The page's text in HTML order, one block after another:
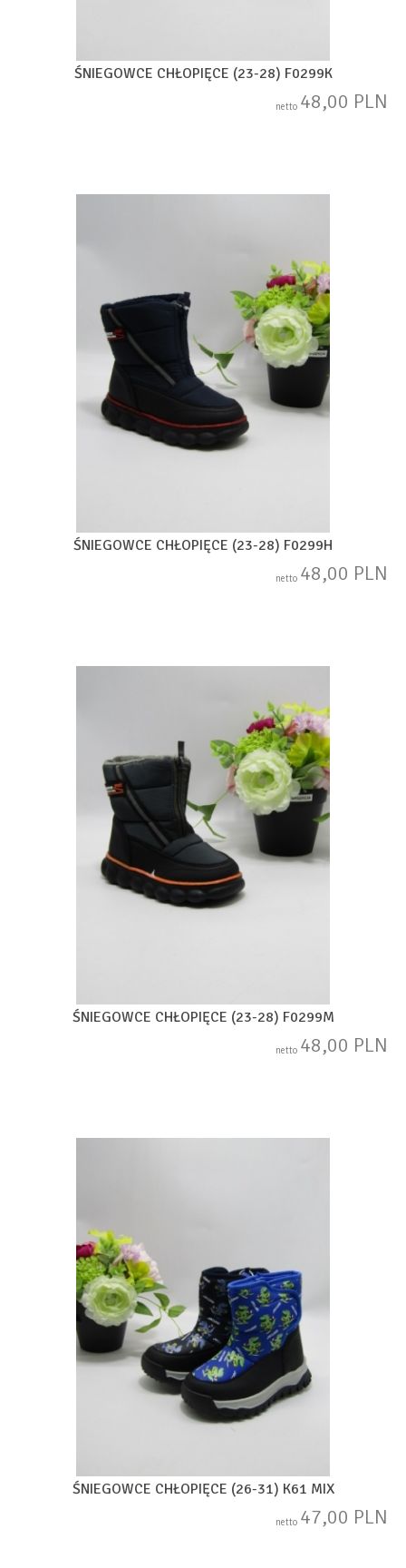
ŚNIEGOWCE CHŁOPIĘCE (23-28) F0299K
netto 48,00 PLN
ŚNIEGOWCE CHŁOPIĘCE (23-28) F0299H
netto 48,00 PLN
ŚNIEGOWCE CHŁOPIĘCE (23-28) F0299M
netto 48,00 PLN
ŚNIEGOWCE CHŁOPIĘCE (26-31) K61 MIX
netto 47,00 PLN